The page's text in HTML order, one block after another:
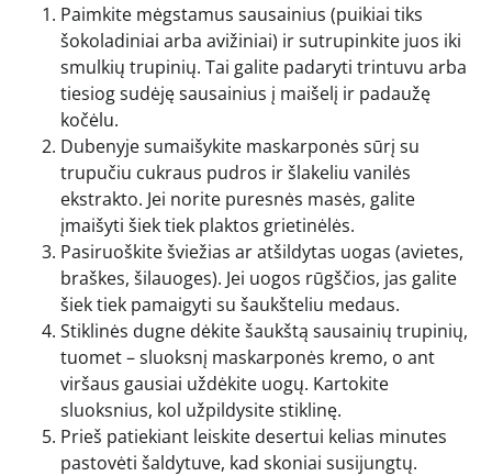
Paimkite mėgstamus sausainius (puikiai tiks
šokoladiniai arba avižiniai) ir sutrupinkite juos iki
smulkių trupinių. Tai galite padaryti trintuvu arba
tiesiog sudėję sausainius į maišelį ir padaužę
kočėlu.
Dubenyje sumaišykite maskarponės sūrį su
trupučiu cukraus pudros ir šlakeliu vanilės
ekstrakto. Jei norite puresnės masės, galite
įmaišyti šiek tiek plaktos grietinėlės.
Pasiruoškite šviežias ar atšildytas uogas (avietes,
braškes, šilauoges). Jei uogos rūgščios, jas galite
šiek tiek pamaigyti su šaukšteliu medaus.
Stiklinės dugne dėkite šaukštą sausainių trupinių,
tuomet – sluoksnį maskarponės kremo, o ant
viršaus gausiai uždėkite uogų. Kartokite
sluoksnius, kol užpildysite stiklinę.
Prieš patiekiant leiskite desertui kelias minutes
pastovėti šaldytuve, kad skoniai susijungtų.